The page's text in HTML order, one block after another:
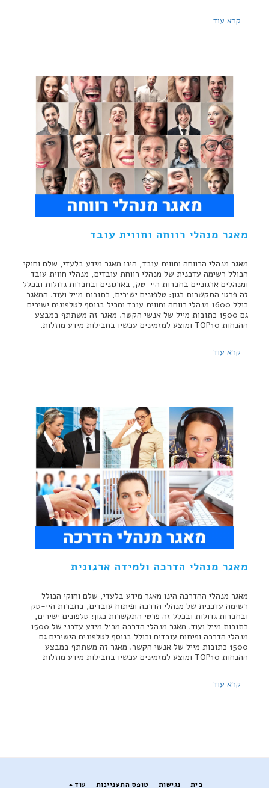
קרא עוד
מאגר מנהלי רווחה וחווית עובד
מאגר מנהלי הרווחה וחווית עובד, הינו מאגר מידע בלעדי, שלם וחוקי
הכולל רשימה עדכנית של מנהלי רווחת עובדים, מנהלי חווית עובד
ומנהלים ארגוניים בחברות היי-טק, בארגונים ובחברות גדולות ובכלל
זה פרטי התקשרות כגון: טלפונים ישירים, כתובות מייל ועוד. המאגר
כולל 1600 מנהלי רווחה וחווית עובד ומכיל בנוסף לטלפונים ישירים
גם 1500 כתובות מייל של אנשי הקשר. מאגר זה משתתף במבצע
ההנחות TOP10 ומוצע למזמינים עכשיו בחבילות מידע מוזלות.
קרא עוד
מאגר מנהלי הדרכה ולמידה ארגונית
מאגר מנהלי ההדרכה הינו מאגר מידע בלעדי, שלם וחוקי הכולל
רשימה עדכנית של מנהלי הדרכה ופיתוח עובדים, בחברות היי-טק
ובחברות גדולות ובכלל זה פרטי התקשרות כגון: טלפונים ישירים,
כתובות מייל ועוד. מאגר מנהלי הדרכה מכיל מידע עדכני של 1500
מנהלי הדרכה ופיתוח עובדים וכולל בנוסף לטלפונים הישירים גם
1500 כתובות מייל של אנשי הקשר. מאגר זה משתתף במבצע
ההנחות TOP10 ומוצע למזמינים עכשיו בחבילות מידע מוזלות
קרא עוד
בית נגישות טופס התעניינות עוד